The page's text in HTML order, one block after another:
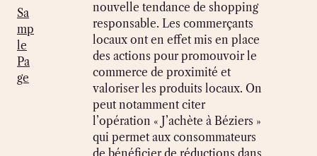
Sa
mp
le
Pa
ge
nouvelle tendance de shopping
responsable. Les commerçants
locaux ont en effet mis en place
des actions pour promouvoir le
commerce de proximité et
valoriser les produits locaux. On
peut notamment citer
l’opération « J’achète à Béziers »
qui permet aux consommateurs